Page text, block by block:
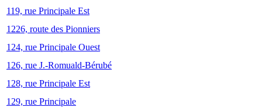
119, rue Principale Est
1226, route des Pionniers
124, rue Principale Ouest
126, rue J.-Romuald-Bérubé
128, rue Principale Est
129, rue Principale